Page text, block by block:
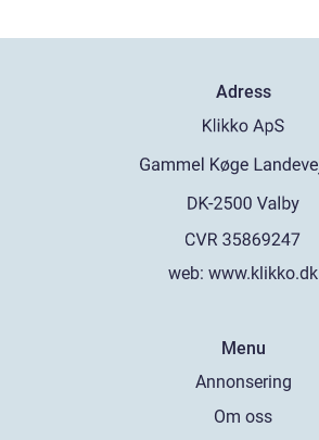
Adress
web: www.klikko.dk
Menu
Annonsering
Om oss